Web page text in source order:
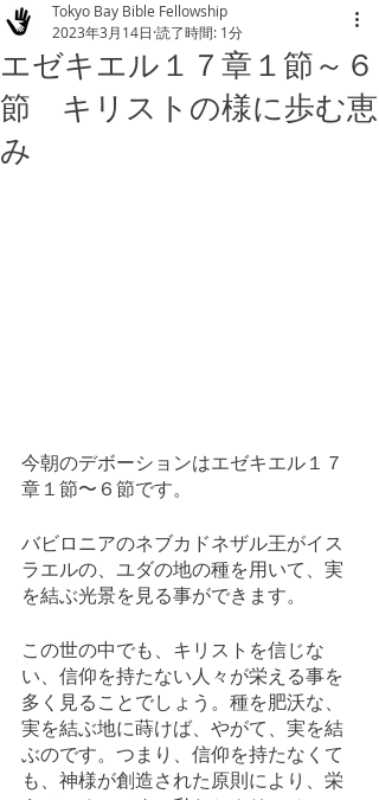
エゼキエル１７章１節～６
節 キリストの様に歩む恵
み
Tokyo Bay Bible Fellowship
2023年3月14日 読了時間: 1分
今朝のデボーションはエゼキエル１７
章１節〜６節です。
バビロニアのネブカドネザル王がイス
ラエルの、ユダの地の種を用いて、実
を結ぶ光景を見る事ができます。
この世の中でも、キリストを信じな
い、信仰を持たない人々が栄える事を
多く見ることでしょう。種を肥沃な、
実を結ぶ地に蒔けば、やがて、実を結
ぶのです。つまり、信仰を持たなくて
も、神様が創造された原則により、栄